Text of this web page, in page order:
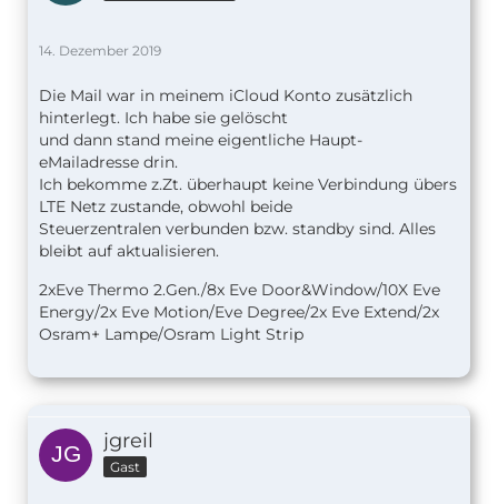
14. Dezember 2019
Die Mail war in meinem iCloud Konto zusätzlich
hinterlegt. Ich habe sie gelöscht
und dann stand meine eigentliche Haupt-
eMailadresse drin.
Ich bekomme z.Zt. überhaupt keine Verbindung übers
LTE Netz zustande, obwohl beide
Steuerzentralen verbunden bzw. standby sind. Alles
bleibt auf aktualisieren.
2xEve Thermo 2.Gen./8x Eve Door&Window/10X Eve
Energy/2x Eve Motion/Eve Degree/2x Eve Extend/2x
Osram+ Lampe/Osram Light Strip
jgreil
Gast